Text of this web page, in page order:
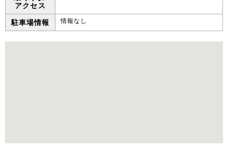
アクセス
駐車場情報 情報なし